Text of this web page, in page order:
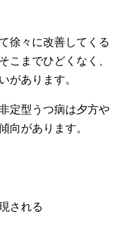
徐々に改善してくる
こまでひどくなく、
があります。
定型うつ病は夕方や
向があります。
される